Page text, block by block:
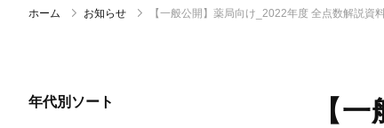
ホーム お知らせ 【一般公開】薬局向け_2022年度 全点数解説資
【
年代別ソート